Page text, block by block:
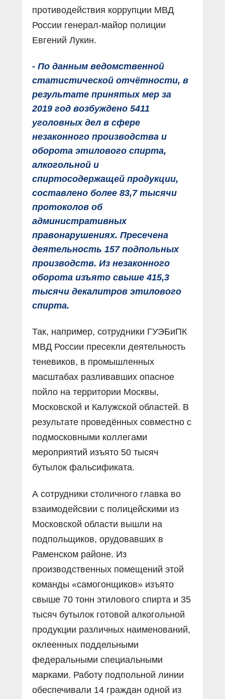
противодействия коррупции МВД
России генерал-майор полиции
Евгений Лукин.
- По данным ведомственной
статистической отчётности, в
результате принятых мер за
2019 год возбуждено 5411
уголовных дел в сфере
незаконного производства и
оборота этилового спирта,
алкогольной и
спиртосодержащей продукции,
составлено более 83,7 тысячи
протоколов об
административных
правонарушениях. Пресечена
деятельность 157 подпольных
производств. Из незаконного
оборота изъято свыше 415,3
тысячи декалитров этилового
спирта.
Так, например, сотрудники ГУЭБиПК
МВД России пресекли деятельность
теневиков, в промышленных
масштабах разливавших опасное
пойло на территории Москвы,
Московской и Калужской областей. В
результате проведённых совместно с
подмосковными коллегами
мероприятий изъято 50 тысяч
бутылок фальсификата.
А сотрудники столичного главка во
взаимодейсвии с полицейскими из
Московской области вышли на
подпольщиков, орудовавших в
Раменском районе. Из
производственных помещений этой
команды «самогонщиков» изъято
свыше 70 тонн этилового спирта и 35
тысяч бутылок готовой алкогольной
продукции различных наименований,
оклеенных поддельными
федеральными специальными
марками. Работу подпольной линии
обеспечивали 14 граждан одной из